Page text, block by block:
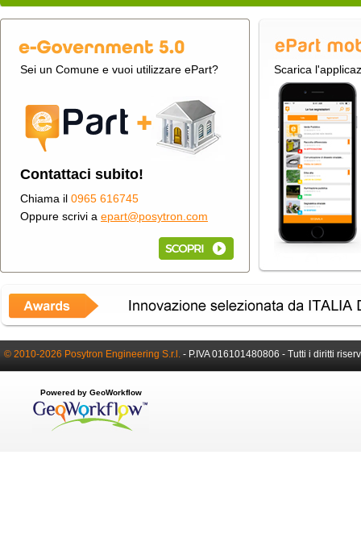
Sei un Comune e vuoi utilizzare ePart?
Contattaci subito!
Chiama il 0965 616745
Oppure scrivi a epart@posytron.com
Scarica
© 2010-2026 Posytron Engineering S.r.l. - P.IVA 016101480806 - Tutti i diritti
Powered by GeoWorkflow